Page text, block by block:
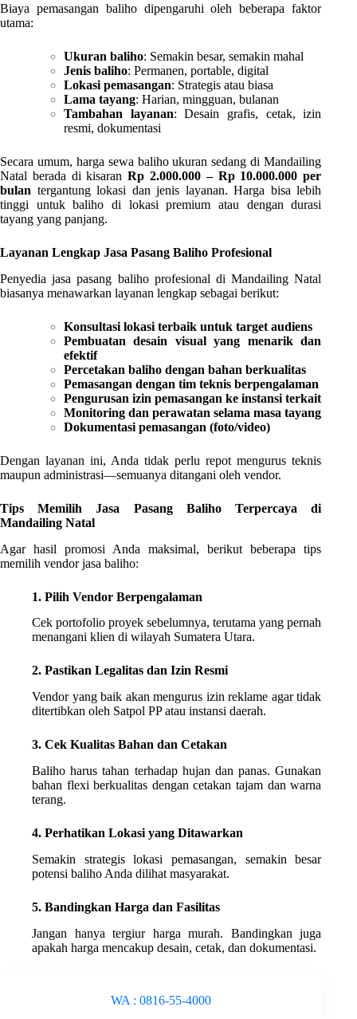
Biaya pemasangan baliho dipengaruhi oleh beberapa faktor
utama:
Ukuran baliho: Semakin besar, semakin mahal
Jenis baliho: Permanen, portable, digital
Lokasi pemasangan: Strategis atau biasa
Lama tayang: Harian, mingguan, bulanan
Tambahan layanan: Desain grafis, cetak, izin
resmi, dokumentasi
Secara umum, harga sewa baliho ukuran sedang di Mandailing
Natal berada di kisaranRp 2.000.000 – Rp 10.000.000 per
bulan tergantung lokasi dan jenis layanan. Harga bisa lebih
tinggi untuk baliho di lokasi premium atau dengan durasi
tayang yang panjang.
Layanan Lengkap Jasa Pasang Baliho Profesional
Penyedia jasa pasang baliho profesional di Mandailing Natal
biasanya menawarkan layanan lengkap sebagai berikut:
Konsultasi lokasi terbaik untuk target audiens
Pembuatan desain visual yang menarik dan
efektif
Percetakan baliho dengan bahan berkualitas
Pemasangan dengan tim teknis berpengalaman
Pengurusan izin pemasangan ke instansi terkait
Monitoring dan perawatan selama masa tayang
Dokumentasi pemasangan (foto/video)
Dengan layanan ini, Anda tidak perlu repot mengurus teknis
maupun administrasi—semuanya ditangani oleh vendor.
Tips Memilih Jasa Pasang Baliho Terpercaya di
Mandailing Natal
Agar hasil promosi Anda maksimal, berikut beberapa tips
memilih vendor jasa baliho:
1. Pilih Vendor Berpengalaman
Cek portofolio proyek sebelumnya, terutama yang pernah
menangani klien di wilayah Sumatera Utara.
2. Pastikan Legalitas dan Izin Resmi
Vendor yang baik akan mengurus izin reklame agar tidak
ditertibkan oleh Satpol PP atau instansi daerah.
3. Cek Kualitas Bahan dan Cetakan
Baliho harus tahan terhadap hujan dan panas. Gunakan
bahan flexi berkualitas dengan cetakan tajam dan warna
terang.
4. Perhatikan Lokasi yang Ditawarkan
Semakin strategis lokasi pemasangan, semakin besar
potensi baliho Anda dilihat masyarakat.
5. Bandingkan Harga dan Fasilitas
Jangan hanya tergiur harga murah. Bandingkan juga
apakah harga mencakup desain, cetak, dan dokumentasi.
WA : 0816-55-4000